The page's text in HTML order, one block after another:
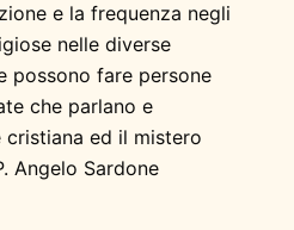
e la frequenza negli
nelle diverse
possono fare persone
che parlano e
ed il mistero
Angelo Sardone